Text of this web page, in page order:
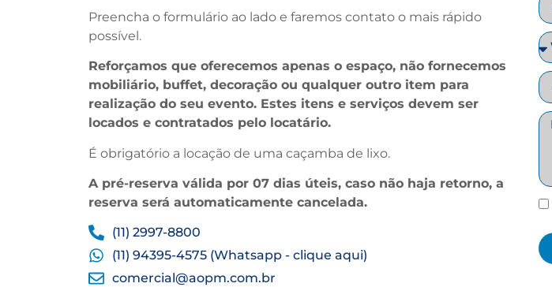
Preencha o formulário ao lado e faremos contato o mais rápido
possível.
Reforçamos que oferecemos apenas o espaço, não fornecemos
mobiliário, buffet, decoração ou qualquer outro item para
realização do seu evento. Estes itens e serviços devem ser
locados e contratados pelo locatário.
É obrigatório a locação de uma caçamba de lixo.
A pré-reserva válida por 07 dias úteis, caso não haja retorno, a
reserva será automaticamente cancelada.
(11) 2997-8800
(11) 94395-4575 (Whatsapp - clique aqui)
comercial@aopm.com.br